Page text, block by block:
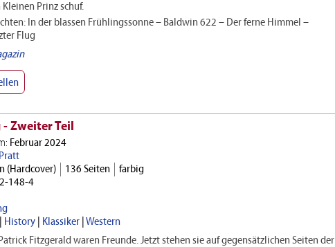
Prinz schuf.
In der blassen Frühlingssonne – Baldwin 622 – Der ferne Himmel –
Flug
Zweiter Teil
Februar 2024
(Hardcover) 136 Seiten
farbig
148-4
History Klassiker Western
Fitzgerald waren Freunde. Jetzt stehen sie auf gegensätzlichen Seiten der